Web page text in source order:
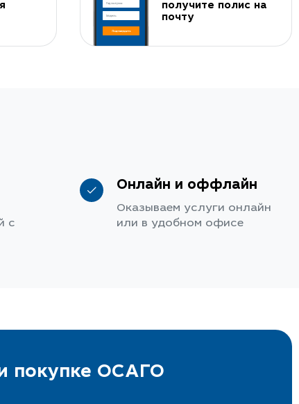
получите полис на
почту
с
Онлайн и оффлайн
Оказываем услуги онлайн
или в удобном офисе
покупке ОСАГО